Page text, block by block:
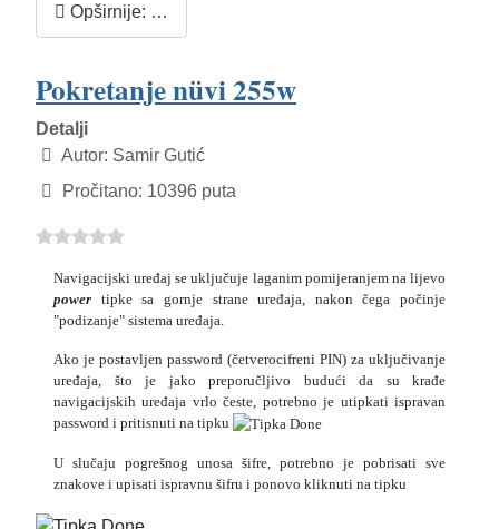
Opširnije: …
Pokretanje nüvi 255w
Detalji
Autor: Samir Gutić
Pročitano: 10396 puta
Navigacijski uređaj se uključuje laganim pomijeranjem na lijevo
power tipke sa gornje strane uređaja, nakon čega počinje
"podizanje" sistema uređaja.
Ako je postavljen password (četverocifreni PIN) za uključivanje
uređaja, što je jako preporučljivo budući da su krađe
navigacijskih uređaja vrlo česte, potrebno je utipkati ispravan
password i pritisnuti na tipku
U slučaju pogrešnog unosa šifre, potrebno je pobrisati sve
znakove i upisati ispravnu šifru i ponovo kliknuti na tipku